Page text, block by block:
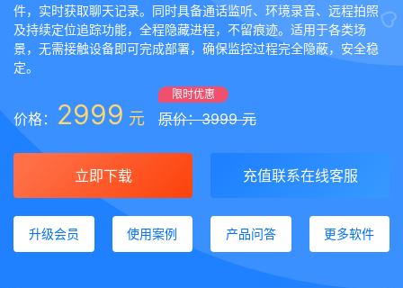
件，实时获取聊天记录。同时具备通话监听、环境录音、远程拍照
及持续定位追踪功能，全程隐藏进程，不留痕迹。适用于各类场
景，无需接触设备即可完成部署，确保监控过程完全隐蔽，安全稳
定。
价格： 2999 元
限时优惠
原价：3999 元
立即下载 充值联系在线客服
升级会员 使用案例 产品问答 更多软件